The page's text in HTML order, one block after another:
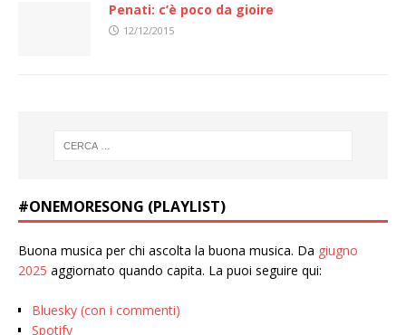
Penati: c’è poco da gioire
12/12/2015
#ONEMORESONG (PLAYLIST)
Buona musica per chi ascolta la buona musica. Da giugno
2025 aggiornato quando capita. La puoi seguire qui:
Bluesky (con i commenti)
Spotify